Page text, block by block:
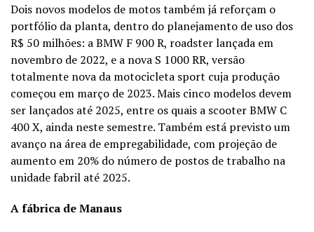
Dois novos modelos de motos também já reforçam o
portfólio da planta, dentro do planejamento de uso dos
R$ 50 milhões: a BMW F 900 R, roadster lançada em
novembro de 2022, e a nova S 1000 RR, versão
totalmente nova da motocicleta sport cuja produção
começou em março de 2023. Mais cinco modelos devem
ser lançados até 2025, entre os quais a scooter BMW C
400 X, ainda neste semestre. Também está previsto um
avanço na área de empregabilidade, com projeção de
aumento em 20% do número de postos de trabalho na
unidade fabril até 2025.
A fábrica de Manaus